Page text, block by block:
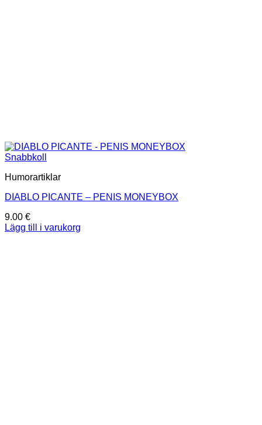
Snabbkoll
Humorartiklar
DIABLO PICANTE – PENIS MONEYBOX
9.00 €
Lägg till i varukorg